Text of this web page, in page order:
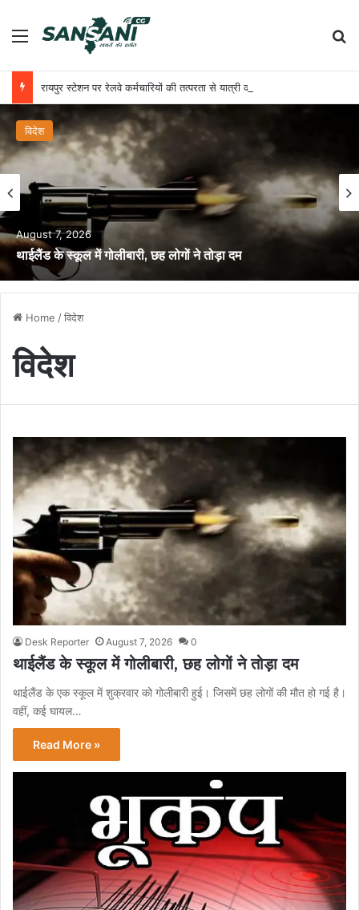
Menu
विदेश
August 7, 2026
थाईलैंड के स्कूल में गोलीबारी, छह लोगों ने तोड़ा दम
Home /विदेश
विदेश
Desk Reporter August 7, 2026 0
थाईलैंड के स्कूल में गोलीबारी, छह लोगों ने तोड़ा दम
थाईलैंड के एक स्कूल में शुक्रवार को गोलीबारी हुई। जिसमें छह लोगों की मौत हो गई है।
वहीं, कई घायल…
Read More »